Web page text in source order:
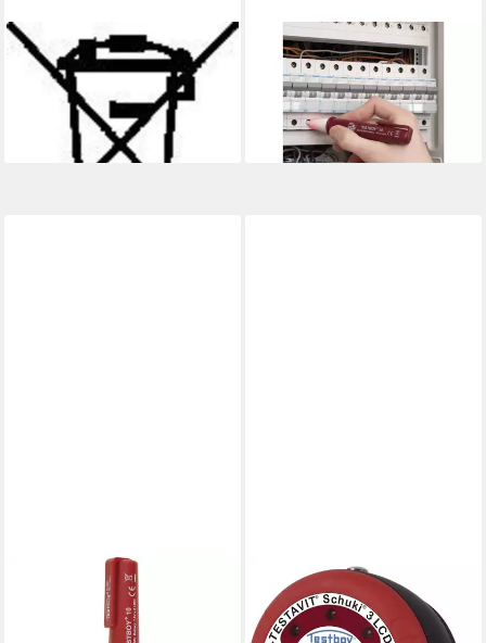
TESTBOY
Multimeter AC/DC Mini-
Stromzange TV 218
ab 109,19 €
lieferbar - in 2-3 Werktagen bei dir
TESTBOY
Spannungsprüfer
Spannungstester 10 11
ab 29,59 €
lieferbar - in 2-3 Werktagen bei dir